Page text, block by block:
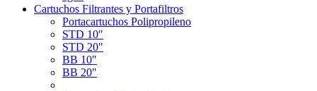
Cartuchos Filtrantes y Portafiltros
Portacartuchos Polipropileno
STD 10"
STD 20"
BB 10"
BB 20"